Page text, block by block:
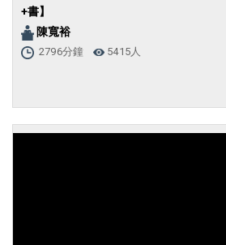
+書】
陳寬裕
2796分鐘 5415人